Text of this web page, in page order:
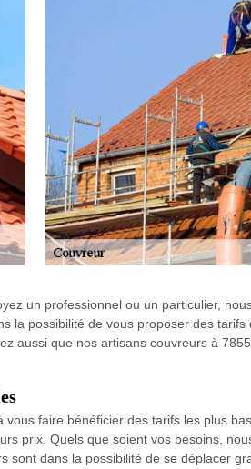
un professionnel ou un particulier,
la possibilité de vous proposer des
aussi que nos artisans couvreurs à
faire bénéficier des tarifs les plus
prix. Quels que soient vos besoins,
dans la possibilité de se déplacer